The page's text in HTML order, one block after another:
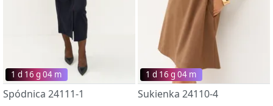
1 d 16 g 03 m
Spódnica 24111-1
1 d 16 g 03 m
Sukienka 24110-4